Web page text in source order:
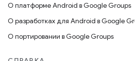
О платформе Android в Google Groups
О разработках для Android в Google
О портировании в Google Groups